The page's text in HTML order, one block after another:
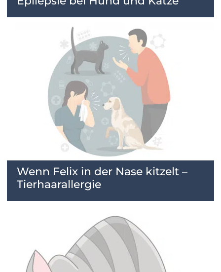
Wenn Felix in der Nase kitzelt –
Tierhaarallergie